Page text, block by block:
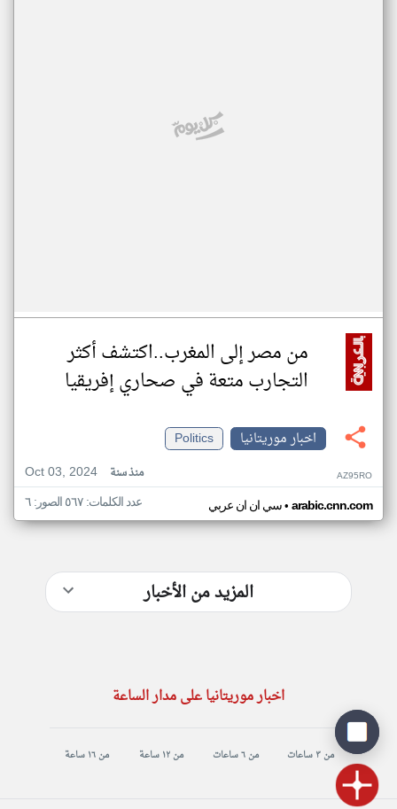
من مصر إلى المغرب..اكتشف أكثر
التجارب متعة في صحاري إفريقيا
اخبار موريتانيا
Politics
Oct 03, 2024
منذ سنة AZ95RO
سي ان ان عربي• arabic.cnn.com عدد الكلمات: ٥٦٧ الصور: ٦
المزيد من الأخبار
اخبار موريتانيا على مدار الساعة
من ٣ ساعات من ٦ ساعات من ١٢ ساعة من ١٦ ساعة